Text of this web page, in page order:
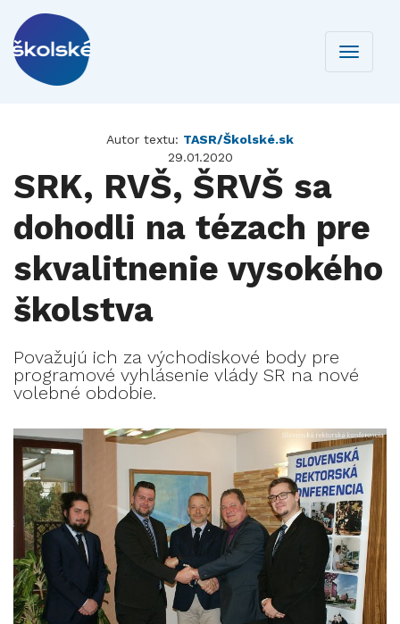
Toggle
Autor textu: TASR/Školské.sk
29.01.2020
SRK, RVŠ, ŠRVŠ sa
dohodli na tézach pre
skvalitnenie vysokého
školstva
Považujú ich za východiskové body pre
programové vyhlásenie vlády SR na nové
volebné obdobie.